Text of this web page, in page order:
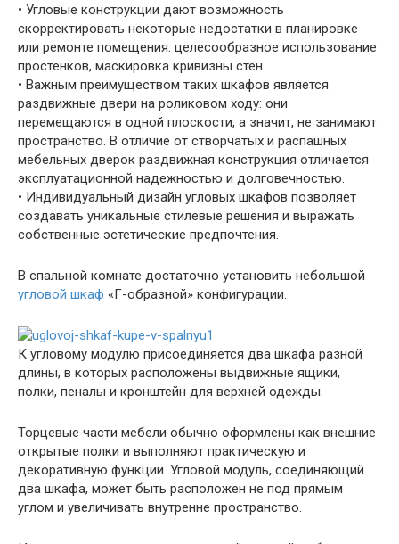
• Угловые конструкции дают возможность
скорректировать некоторые недостатки в планировке
или ремонте помещения: целесообразное использование
простенков, маскировка кривизны стен.
• Важным преимуществом таких шкафов является
раздвижные двери на роликовом ходу: они
перемещаются в одной плоскости, а значит, не занимают
пространство. В отличие от створчатых и распашных
мебельных дверок раздвижная конструкция отличается
эксплуатационной надежностью и долговечностью.
• Индивидуальный дизайн угловых шкафов позволяет
создавать уникальные стилевые решения и выражать
собственные эстетические предпочтения.
В спальной комнате достаточно установить небольшой
угловой шкаф «Г-образной» конфигурации.
К угловому модулю присоединяется два шкафа разной
длины, в которых расположены выдвижные ящики,
полки, пеналы и кронштейн для верхней одежды.
Торцевые части мебели обычно оформлены как внешние
открытые полки и выполняют практическую и
декоративную функции. Угловой модуль, соединяющий
два шкафа, может быть расположен не под прямым
углом и увеличивать внутренне пространство.